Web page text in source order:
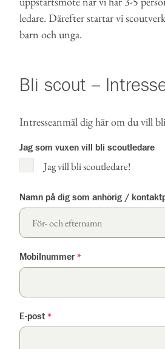
ledare. Därefter startar vi
barn och unga.
Bli scout –
Intresseanmäl dig här om du vill
Jag som vuxen vill bli scoutledare
Jag vill bli scoutledare!
Namn på dig som anhörig /
Mobilnummer *
E-post *